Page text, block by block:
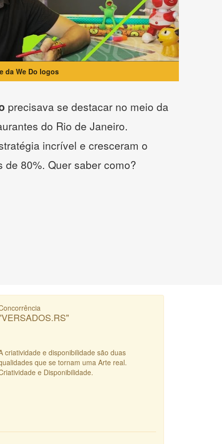
da We Do logos
precisava se destacar no meio da
do Rio de Janeiro.
incrível e cresceram o
de 80%. Quer saber como?
criatividade e disponibilidade são duas
que se tornam uma Arte real.
e Disponibilidade.